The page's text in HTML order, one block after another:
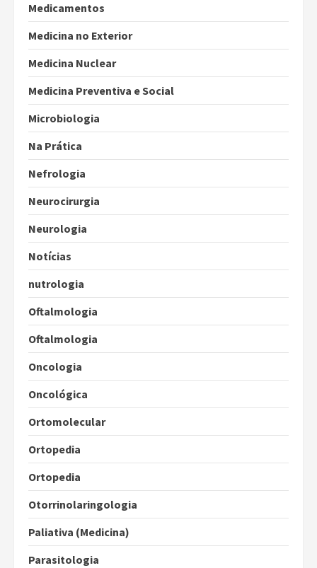
Medicamentos
Medicina no Exterior
Medicina Nuclear
Medicina Preventiva e Social
Microbiologia
Na Prática
Nefrologia
Neurocirurgia
Neurologia
Notícias
nutrologia
Oftalmologia
Oftalmologia
Oncologia
Oncológica
Ortomolecular
Ortopedia
Ortopedia
Otorrinolaringologia
Paliativa (Medicina)
Parasitologia